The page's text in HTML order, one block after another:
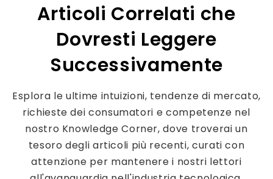
Articoli Correlati che
Dovresti Leggere
Successivamente
Esplora le ultime intuizioni, tendenze di mercato,
richieste dei consumatori e competenze nel
nostro Knowledge Corner, dove troverai un
tesoro degli articoli più recenti, curati con
attenzione per mantenere i nostri lettori